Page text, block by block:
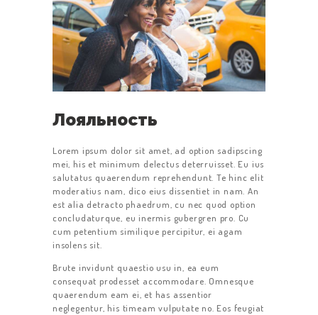
Лояльность
Lorem ipsum dolor sit amet, ad option sadipscing
mei, his et minimum delectus deterruisset. Eu ius
salutatus quaerendum reprehendunt. Te hinc elit
moderatius nam, dico eius dissentiet in nam. An
est alia detracto phaedrum, cu nec quod option
concludaturque, eu inermis gubergren pro. Cu
cum petentium similique percipitur, ei agam
insolens sit.
Brute invidunt quaestio usu in, ea eum
consequat prodesset accommodare. Omnesque
quaerendum eam ei, et has assentior
neglegentur, his timeam vulputate no. Eos feugiat